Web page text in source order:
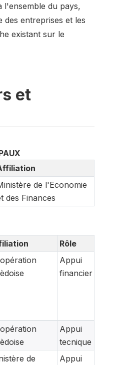
l'ensemble du pays,
entreprises et les
existant sur le
et
de l'Economie
des Finances
Rôle
Appui
financier
Appui
tecnique
de Appui